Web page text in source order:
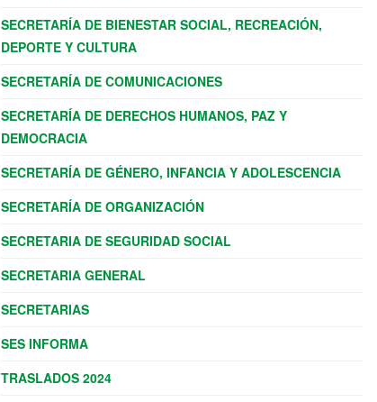
SECRETARÍA DE BIENESTAR SOCIAL, RECREACIÓN,
DEPORTE Y CULTURA
SECRETARÍA DE COMUNICACIONES
SECRETARÍA DE DERECHOS HUMANOS, PAZ Y
DEMOCRACIA
SECRETARÍA DE GÉNERO, INFANCIA Y ADOLESCENCIA
SECRETARÍA DE ORGANIZACIÓN
SECRETARIA DE SEGURIDAD SOCIAL
SECRETARIA GENERAL
SECRETARIAS
SES INFORMA
TRASLADOS 2024